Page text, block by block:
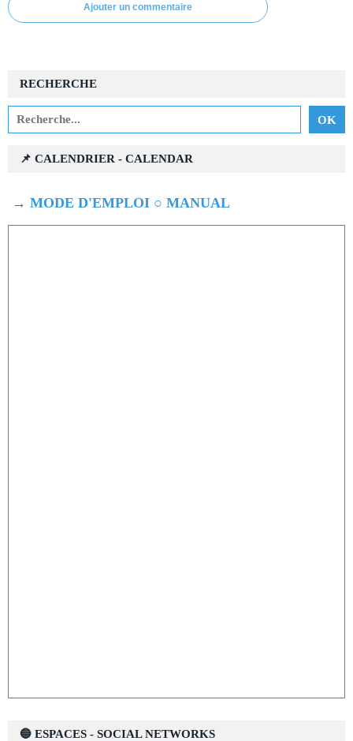
Ajouter un commentaire
RECHERCHE
📌 CALENDRIER - CALENDAR
→ MODE D'EMPLOI ○ MANUAL
🔵 ESPACES - SOCIAL NETWORKS